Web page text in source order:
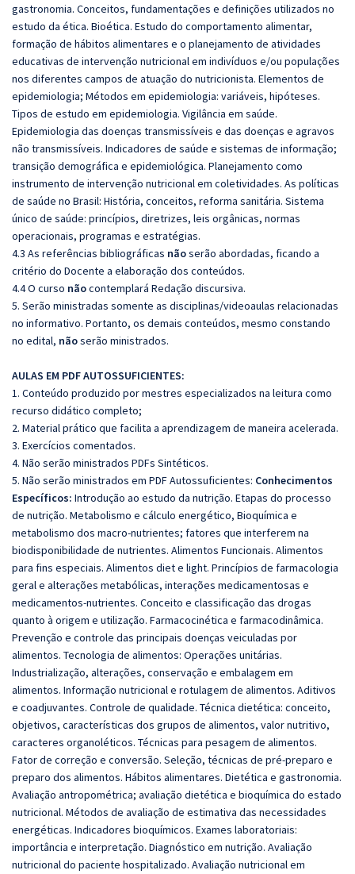
gastronomia. Conceitos, fundamentações e definições utilizados no
estudo da ética. Bioética. Estudo do comportamento alimentar,
formação de hábitos alimentares e o planejamento de atividades
educativas de intervenção nutricional em indivíduos e/ou populações
nos diferentes campos de atuação do nutricionista. Elementos de
epidemiologia; Métodos em epidemiologia: variáveis, hipóteses.
Tipos de estudo em epidemiologia. Vigilância em saúde.
Epidemiologia das doenças transmissíveis e das doenças e agravos
não transmissíveis. Indicadores de saúde e sistemas de informação;
transição demográfica e epidemiológica. Planejamento como
instrumento de intervenção nutricional em coletividades. As políticas
de saúde no Brasil: História, conceitos, reforma sanitária. Sistema
único de saúde: princípios, diretrizes, leis orgânicas, normas
operacionais, programas e estratégias.
4.3 As referências bibliográficas nãoserão abordadas, ficando a
critério do Docente a elaboração dos conteúdos.
4.4 O curso nãocontemplará Redação discursiva.
5. Serão ministradas somente as disciplinas/videoaulas relacionadas
no informativo. Portanto, os demais conteúdos, mesmo constando
no edital, nãoserão ministrados.
AULAS EM PDF AUTOSSUFICIENTES:
1. Conteúdo produzido por mestres especializados na leitura como
recurso didático completo;
2. Material prático que facilita a aprendizagem de maneira acelerada.
3. Exercícios comentados.
4. Não serão ministrados PDFs Sintéticos.
5. Não serão ministrados em PDF Autossuficientes: Conhecimentos
Específicos: Introdução ao estudo da nutrição. Etapas do processo
de nutrição. Metabolismo e cálculo energético, Bioquímica e
metabolismo dos macro-nutrientes; fatores que interferem na
biodisponibilidade de nutrientes. Alimentos Funcionais. Alimentos
para fins especiais. Alimentos diet e light. Princípios de farmacologia
geral e alterações metabólicas, interações medicamentosas e
medicamentos-nutrientes. Conceito e classificação das drogas
quanto à origem e utilização. Farmacocinética e farmacodinâmica.
Prevenção e controle das principais doenças veiculadas por
alimentos. Tecnologia de alimentos: Operações unitárias.
Industrialização, alterações, conservação e embalagem em
alimentos. Informação nutricional e rotulagem de alimentos. Aditivos
e coadjuvantes. Controle de qualidade. Técnica dietética: conceito,
objetivos, características dos grupos de alimentos, valor nutritivo,
caracteres organoléticos. Técnicas para pesagem de alimentos.
Fator de correção e conversão. Seleção, técnicas de pré-preparo e
preparo dos alimentos. Hábitos alimentares. Dietética e gastronomia.
Avaliação antropométrica; avaliação dietética e bioquímica do estado
nutricional. Métodos de avaliação de estimativa das necessidades
energéticas. Indicadores bioquímicos. Exames laboratoriais:
importância e interpretação. Diagnóstico em nutrição. Avaliação
nutricional do paciente hospitalizado. Avaliação nutricional em